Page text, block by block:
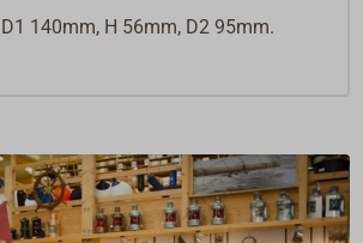
140mm, H 56mm, D2 95mm.